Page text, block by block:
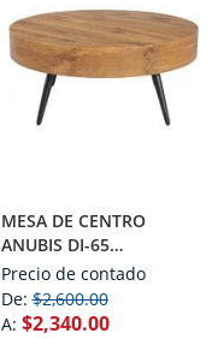
MESA DE CENTRO
ANUBIS DI-65
INDUSTRIAL
Precio de contado
De:$2,600.00
A: $2,340.00